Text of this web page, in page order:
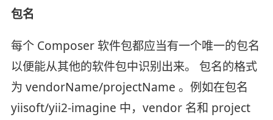
包名
每个 Composer 软件包都应当有一个唯一的包名
以便能从其他的软件包中识别出来。 包名的格式
为 vendorName/projectName 。例如在包名
yiisoft/yii2-imagine 中，vendor 名和 project